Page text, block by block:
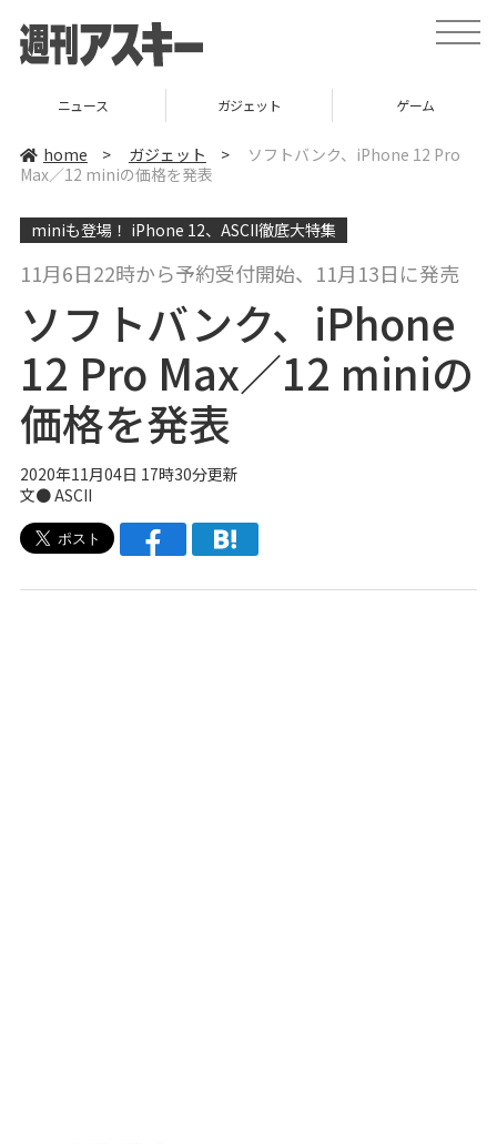
t
o
v
n
ニュース ガジェット ゲーム
home > ガジェット >
ソフトバンク、iPhone 12 Pro
Max／12 miniの価格を発表
miniも登場！ iPhone 12、ASCII徹底大特集
11月6日22時から予約受付開始、11月13日に発売
ソフトバンク、iPhone
12 Pro Max／12 miniの
価格を発表
2020年11月04日 17時30分更新
文● ASCII